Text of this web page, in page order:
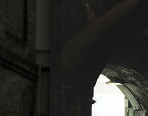
digital
identity